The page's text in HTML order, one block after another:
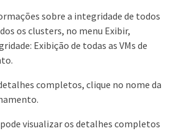
sobre a integridade de todos
os clusters, no menu Exibir,
Exibição de todas as VMs de
completos, clique no nome da
visualizar os detalhes completos